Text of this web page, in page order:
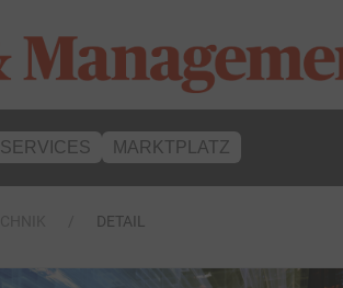
SERVICES MARKTPLATZ
DETAIL